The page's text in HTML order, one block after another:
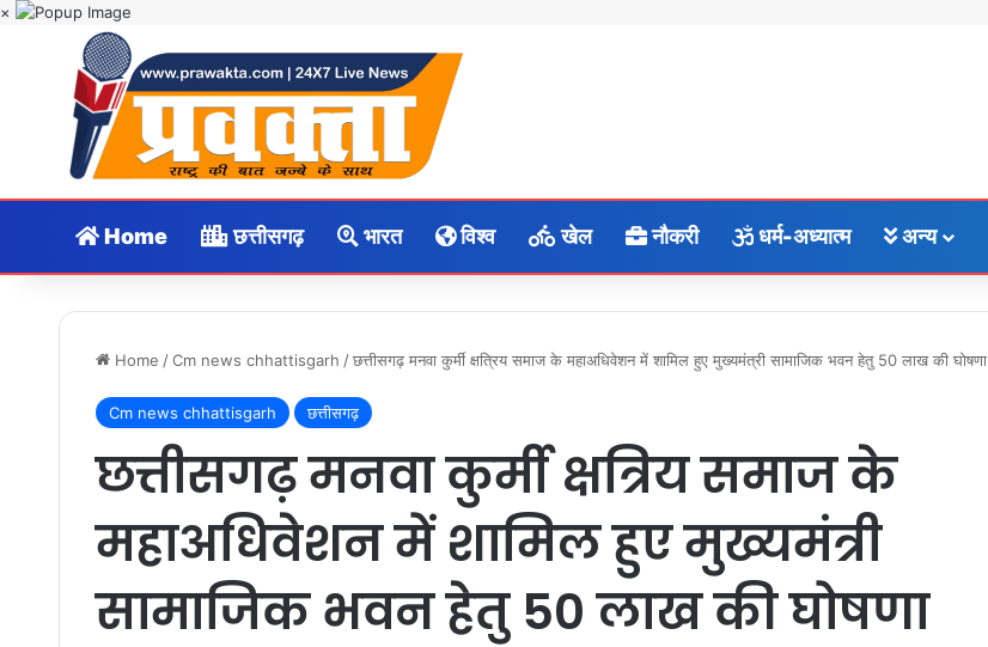
×
Home छत्तीसगढ़ भारत विश्व खेल नौकरी धर्म-अध्यात्म अन्य
Home / Cm news chhattisgarh / छत्तीसगढ़ मनवा कुर्मी क्षत्रिय समाज के महाअधिवेशन में शामिल हुए मुख्यमंत्री सामाजिक भवन हेतु 50 लाख की घोषणा
Cm news chhattisgarh छत्तीसगढ़
छत्तीसगढ़ मनवा कुर्मी क्षत्रिय समाज के
महाअधिवेशन में शामिल हुए मुख्यमंत्री
सामाजिक भवन हेतु 50 लाख की घोषणा